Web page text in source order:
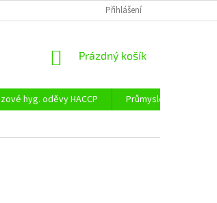
Přihlášení
NÁKUPNÍ
Prázdný košík
hyg. oděvy HACCP
Průmyslové obaly